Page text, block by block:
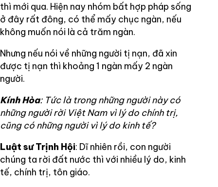
thì mới qua. Hiện nay nhóm bất hợp pháp sống
ở đây rất đông, có thể mấy chục ngàn, nếu
không muốn nói là cả trăm ngàn.
Nhưng nếu nói về những người tị nạn, đã xin
được tị nạn thì khoảng 1 ngàn mấy 2 ngàn
người.
Kính Hòa: Tức là trong những người này có
những người rời Việt Nam vì lý do chính trị,
cũng có những người vì lý do kinh tế?
Luật sư Trịnh Hội: Dĩ nhiên rồi, con người
chúng ta rời đất nước thì với nhiều lý do, kinh
tế, chính trị, tôn giáo.